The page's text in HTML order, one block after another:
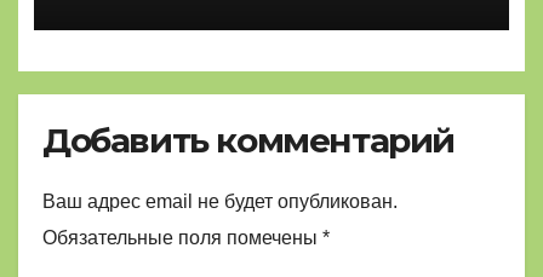
Добавить комментарий
Ваш адрес email не будет опубликован.
Обязательные поля помечены *